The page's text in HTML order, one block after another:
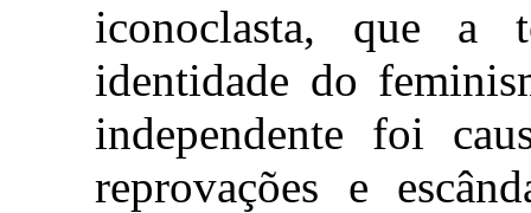
iconoclasta, que a
identidade do
independente foi
reprovações e